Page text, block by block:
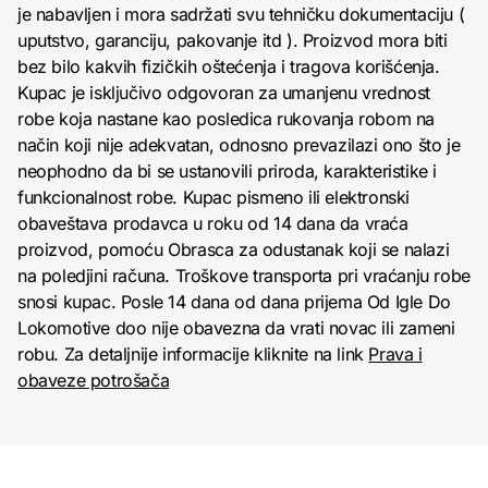
je nabavljen i mora sadržati svu tehničku dokumentaciju (
uputstvo, garanciju, pakovanje itd ). Proizvod mora biti
bez bilo kakvih fizičkih oštećenja i tragova korišćenja.
Kupac je isključivo odgovoran za umanjenu vrednost
robe koja nastane kao posledica rukovanja robom na
način koji nije adekvatan, odnosno prevazilazi ono što je
neophodno da bi se ustanovili priroda, karakteristike i
funkcionalnost robe. Kupac pismeno ili elektronski
obaveštava prodavca u roku od 14 dana da vraća
proizvod, pomoću Obrasca za odustanak koji se nalazi
na poledjini računa. Troškove transporta pri vraćanju robe
snosi kupac. Posle 14 dana od dana prijema Od Igle Do
Lokomotive doo nije obavezna da vrati novac ili zameni
robu. Za detaljnije informacije kliknite na link Prava i
obaveze potrošača